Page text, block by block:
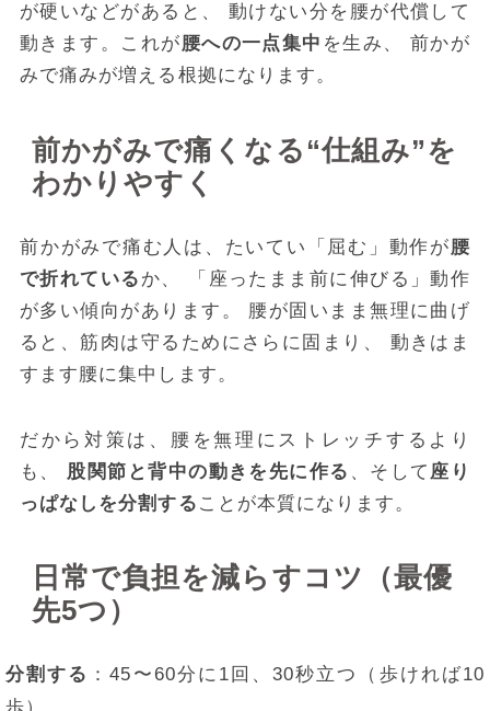
が硬いなどがあると、 動けない分を腰が代償して
動きます。これが腰への一点集中 を生み、 前かが
みで痛みが増える根拠になります。
前かがみで痛くなる“仕組み”を
わかりやすく
前かがみで痛む人は、たいてい「屈む」動作が腰
で折れている か、 「座ったまま前に伸びる」動作
が多い傾向があります。 腰が固いまま無理に曲げ
ると、筋肉は守るためにさらに固まり、 動きはま
すます腰に集中します。
だから対策は、腰を無理にストレッチするより
も、 股関節と背中の動きを先に作る 、そして 座り
っぱなしを分割する ことが本質になります。
日常で負担を減らすコツ（最優
先5つ）
分割する ：45〜60分に1回、30秒立つ（歩ければ10